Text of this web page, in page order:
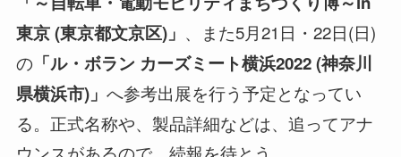
東京 (東京都文京区)」 、また5月21日・22日(日)
の「ル・ボラン カーズミート横浜2022 (神奈川
県横浜市)」 へ参考出展を行う予定となってい
る。正式名称や、製品詳細などは、追ってアナ
ウンスがあるので、続報を待とう。